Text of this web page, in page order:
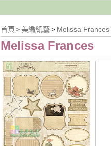
首頁 > 美編紙藝 > Melissa Frances
Melissa Frances